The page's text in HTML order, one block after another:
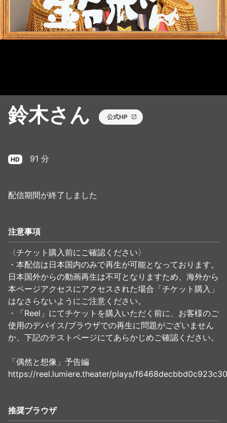
鈴木さん 公式HP
HD 91 分
配信期間が終了しました
注意事項
〈チケット購入前にご確認ください〉
・本配信は日本国内のみで再生が可能となっております。
日本国外からの動画再生は不可となりますため、海外から
本ページアクセスにアクセスされた場合「チケット購入」
はなさらないようにご注意ください。
・「Reel」にてチケットを購入いただく前に、お客様のご
使用のデバイス/ブラウザでの再生に問題がございません
か、下記のテストページにてあらかじめご確認ください。
「偶然と想像」予告編
https://reel.lumiere.theater/plays/
推奨ブラウザ